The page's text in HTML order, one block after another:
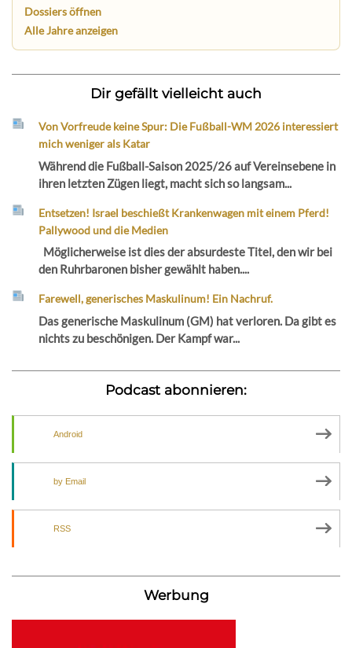
Dossiers öffnen
Alle Jahre anzeigen
Dir gefällt vielleicht auch
Von Vorfreude keine Spur: Die Fußball-WM 2026 interessiert
mich weniger als Katar
Während die Fußball-Saison 2025/26 auf Vereinsebene in
ihren letzten Zügen liegt, macht sich so langsam...
Entsetzen! Israel beschießt Krankenwagen mit einem Pferd!
Pallywood und die Medien
Möglicherweise ist dies der absurdeste Titel, den wir bei
den Ruhrbaronen bisher gewählt haben....
Farewell, generisches Maskulinum! Ein Nachruf.
Das generische Maskulinum (GM) hat verloren. Da gibt es
nichts zu beschönigen. Der Kampf war...
Podcast abonnieren:
Android
by Email
RSS
Werbung